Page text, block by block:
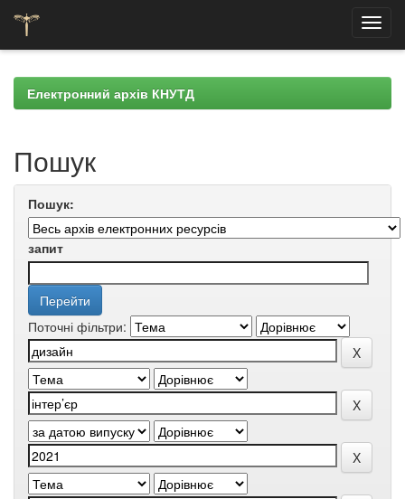
navigationЕлектронний архів КНУТД
Пошук
Пошук:
запит
Поточні фільтри: